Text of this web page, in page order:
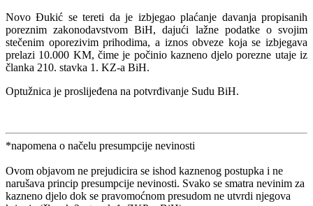
Novo Đukić se tereti da je izbjegao plaćanje davanja propisanih
poreznim zakonodavstvom BiH, dajući lažne podatke o svojim
stečenim oporezivim prihodima, a iznos obveze koja se izbjegava
prelazi 10.000 KM, čime je počinio kazneno djelo porezne utaje iz
članka 210. stavka 1. KZ-a BiH.
Optužnica je proslijeđena na potvrđivanje Sudu BiH.
*napomena o načelu presumpcije nevinosti
Ovom objavom ne prejudicira se ishod kaznenog postupka i ne
narušava princip presumpcije nevinosti. Svako se smatra nevinim za
kazneno djelo dok se pravomoćnom presudom ne utvrdi njegova